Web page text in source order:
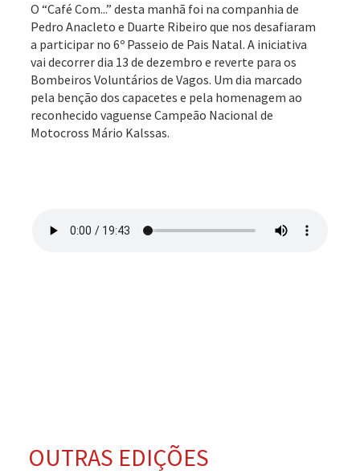
O “Café Com...” desta manhã foi na companhia de
Pedro Anacleto e Duarte Ribeiro que nos desafiaram
a participar no 6º Passeio de Pais Natal. A iniciativa
vai decorrer dia 13 de dezembro e reverte para os
Bombeiros Voluntários de Vagos. Um dia marcado
pela benção dos capacetes e pela homenagem ao
reconhecido vaguense Campeão Nacional de
Motocross Mário Kalssas.
OUTRAS EDIÇÕES